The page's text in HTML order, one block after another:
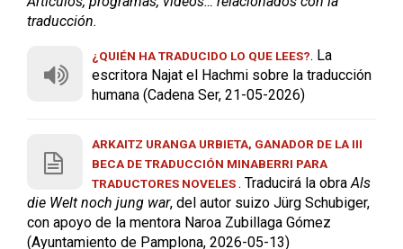
traducción.
¿QUIÉN HA TRADUCIDO LO QUE LEES?. La
escritora Najat el Hachmi sobre la traducción
humana (Cadena Ser, 21-05-2026)
ARKAITZ URANGA URBIETA, GANADOR DE LA III
BECA DE TRADUCCIÓN MINABERRI PARA
TRADUCTORES NOVELES . Traducirá la obra Als
die Welt noch jung war, del autor suizo Jürg Schubiger,
con apoyo de la mentora Naroa Zubillaga Gómez
(Ayuntamiento de Pamplona, 2026-05-13)